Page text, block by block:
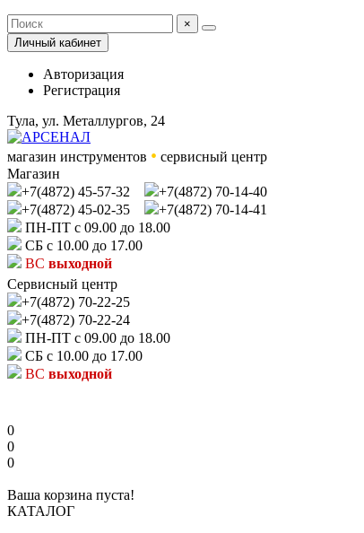
×
Личный кабинет
Авторизация
Регистрация
Тула, ул. Металлургов, 24
магазин инструментов • сервисный центр
Магазин
+7(4872) 45-57-32
+7(4872) 70-14-40
+7(4872) 45-02-35
+7(4872) 70-14-41
ПН-ПТ с 09.00 до 18.00
СБ с 10.00 до 17.00
ВС выходной
Сервисный центр
+7(4872) 70-22-25
+7(4872) 70-22-24
ПН-ПТ с 09.00 до 18.00
СБ с 10.00 до 17.00
ВС выходной
0
0
0
Ваша корзина пуста!
КАТАЛОГ